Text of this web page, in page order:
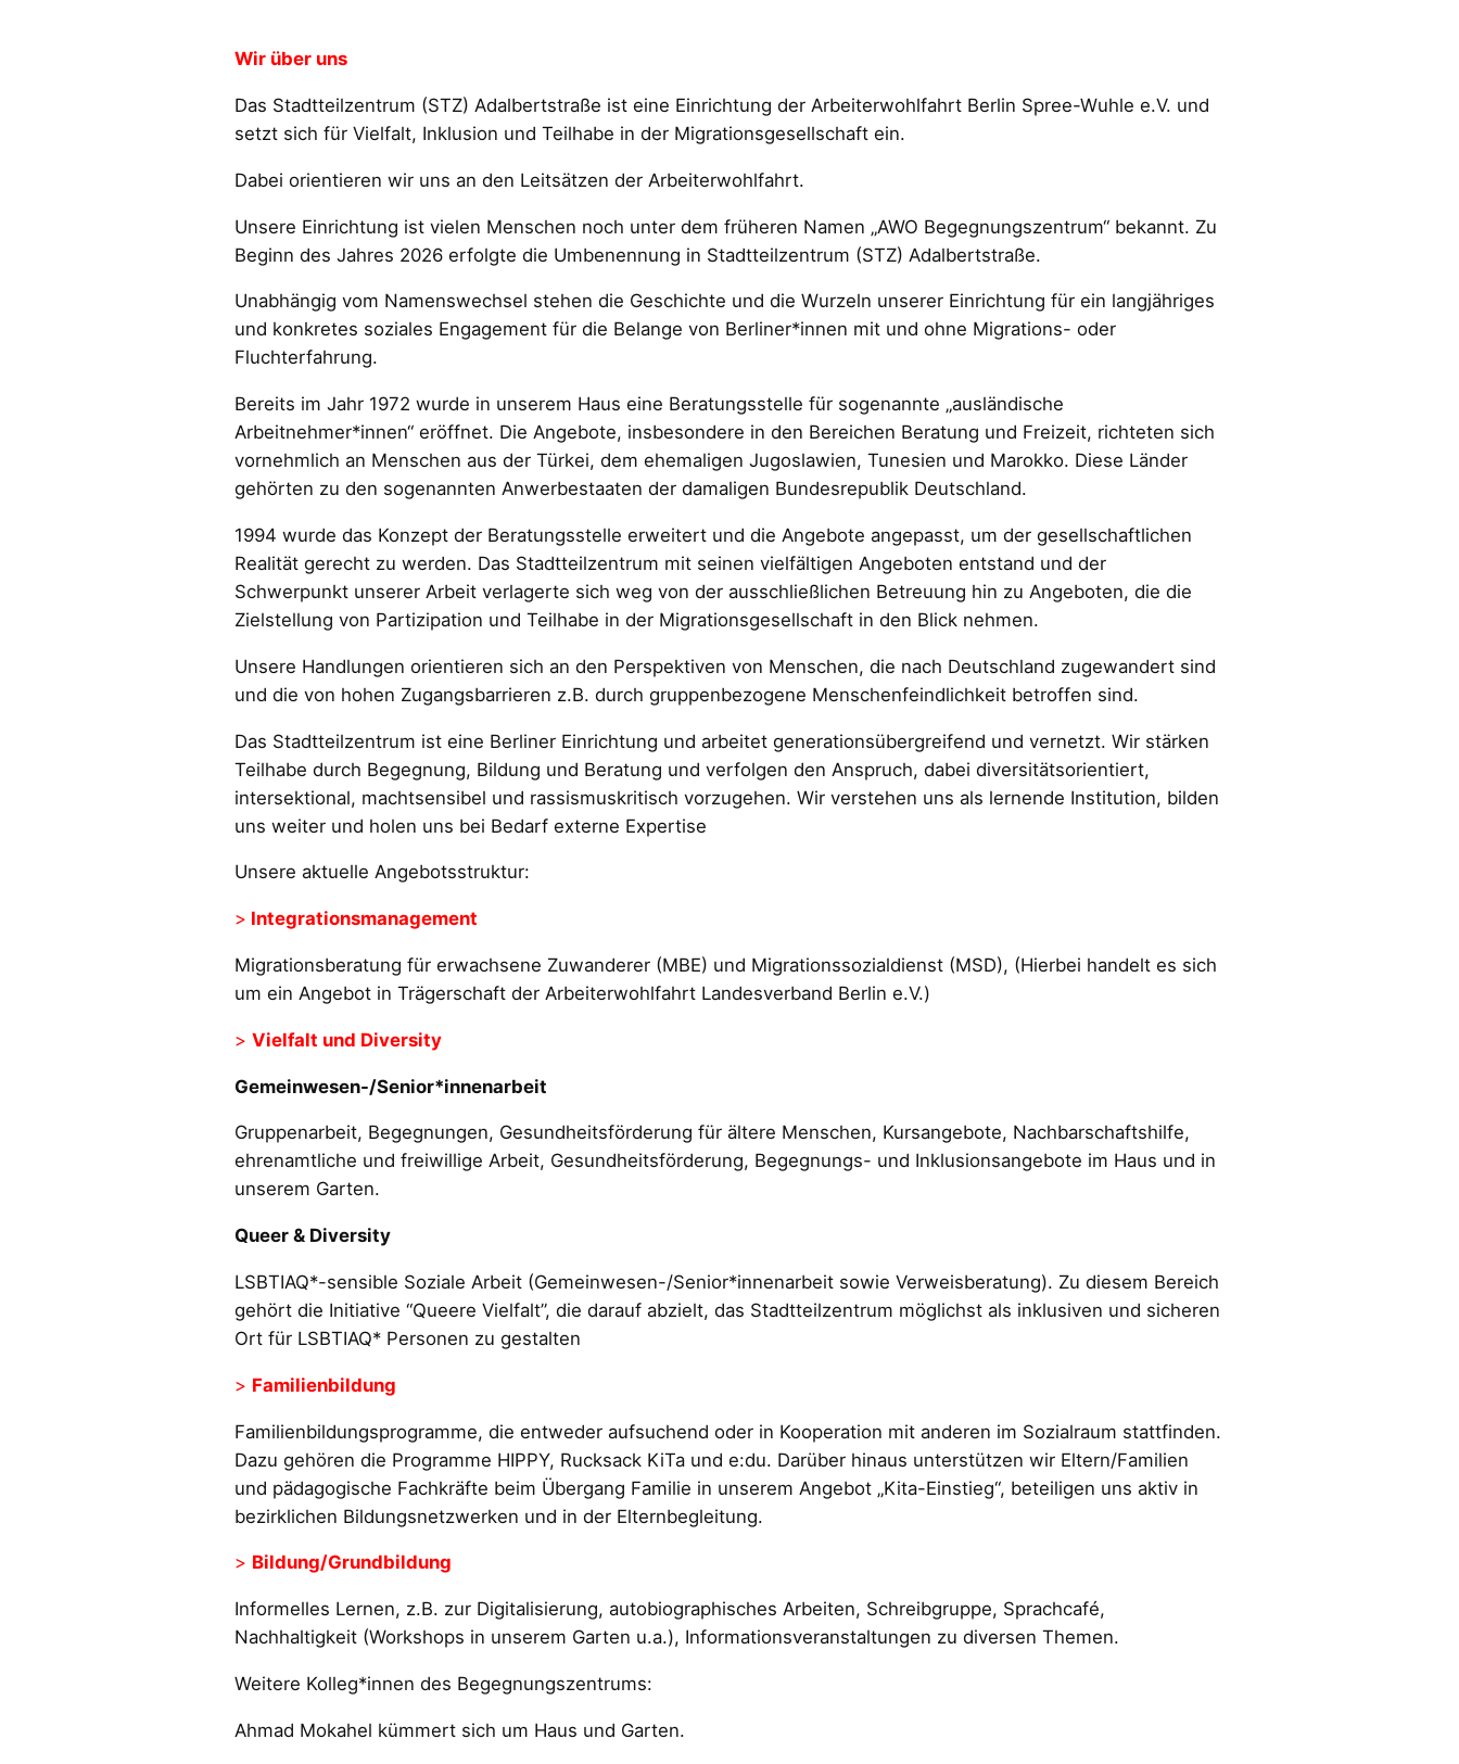
Wir über uns
Das Stadtteilzentrum (STZ) Adalbertstraße ist eine Einrichtung der Arbeiterwohlfahrt Berlin Spree-Wuhle e.V. und
setzt sich für Vielfalt, Inklusion und Teilhabe in der Migrationsgesellschaft ein.
Dabei orientieren wir uns an den Leitsätzen der Arbeiterwohlfahrt.
Unsere Einrichtung ist vielen Menschen noch unter dem früheren Namen „AWO Begegnungszentrum“ bekannt. Zu
Beginn des Jahres 2026 erfolgte die Umbenennung in Stadtteilzentrum (STZ) Adalbertstraße.
Unabhängig vom Namenswechsel stehen die Geschichte und die Wurzeln unserer Einrichtung für ein langjähriges
und konkretes soziales Engagement für die Belange von Berliner*innen mit und ohne Migrations- oder
Fluchterfahrung.
Bereits im Jahr 1972 wurde in unserem Haus eine Beratungsstelle für sogenannte „ausländische
Arbeitnehmer*innen“ eröffnet. Die Angebote, insbesondere in den Bereichen Beratung und Freizeit, richteten sich
vornehmlich an Menschen aus der Türkei, dem ehemaligen Jugoslawien, Tunesien und Marokko. Diese Länder
gehörten zu den sogenannten Anwerbestaaten der damaligen Bundesrepublik Deutschland.
1994 wurde das Konzept der Beratungsstelle erweitert und die Angebote angepasst, um der gesellschaftlichen
Realität gerecht zu werden. Das Stadtteilzentrum mit seinen vielfältigen Angeboten entstand und der
Schwerpunkt unserer Arbeit verlagerte sich weg von der ausschließlichen Betreuung hin zu Angeboten, die die
Zielstellung von Partizipation und Teilhabe in der Migrationsgesellschaft in den Blick nehmen.
Unsere Handlungen orientieren sich an den Perspektiven von Menschen, die nach Deutschland zugewandert sind
und die von hohen Zugangsbarrieren z.B. durch gruppenbezogene Menschenfeindlichkeit betroffen sind.
Das Stadtteilzentrum ist eine Berliner Einrichtung und arbeitet generationsübergreifend und vernetzt. Wir stärken
Teilhabe durch Begegnung, Bildung und Beratung und verfolgen den Anspruch, dabei diversitätsorientiert,
intersektional, machtsensibel und rassismuskritisch vorzugehen. Wir verstehen uns als lernende Institution, bilden
uns weiter und holen uns bei Bedarf externe Expertise
Unsere aktuelle Angebotsstruktur:
> Integrationsmanagement
Migrationsberatung für erwachsene Zuwanderer (MBE) und Migrationssozialdienst (MSD), (Hierbei handelt es sich
um ein Angebot in Trägerschaft der Arbeiterwohlfahrt Landesverband Berlin e.V.)
> Vielfalt und Diversity
Gemeinwesen-/Senior*innenarbeit
Gruppenarbeit, Begegnungen, Gesundheitsförderung für ältere Menschen, Kursangebote, Nachbarschaftshilfe,
ehrenamtliche und freiwillige Arbeit, Gesundheitsförderung, Begegnungs- und Inklusionsangebote im Haus und in
unserem Garten.
Queer & Diversity
LSBTIAQ*-sensible Soziale Arbeit (Gemeinwesen-/Senior*innenarbeit sowie Verweisberatung). Zu diesem Bereich
gehört die Initiative “Queere Vielfalt”, die darauf abzielt, das Stadtteilzentrum möglichst als inklusiven und sicheren
Ort für LSBTIAQ* Personen zu gestalten
> Familienbildung
Familienbildungsprogramme, die entweder aufsuchend oder in Kooperation mit anderen im Sozialraum stattfinden.
Dazu gehören die Programme HIPPY, Rucksack KiTa und e:du. Darüber hinaus unterstützen wir Eltern/Familien
und pädagogische Fachkräfte beim Übergang Familie in unserem Angebot „Kita-Einstieg“, beteiligen uns aktiv in
bezirklichen Bildungsnetzwerken und in der Elternbegleitung.
> Bildung/Grundbildung
Informelles Lernen, z.B. zur Digitalisierung, autobiographisches Arbeiten, Schreibgruppe, Sprachcafé,
Nachhaltigkeit (Workshops in unserem Garten u.a.), Informationsveranstaltungen zu diversen Themen.
Weitere Kolleg*innen des Begegnungszentrums:
Ahmad Mokahel kümmert sich um Haus und Garten.